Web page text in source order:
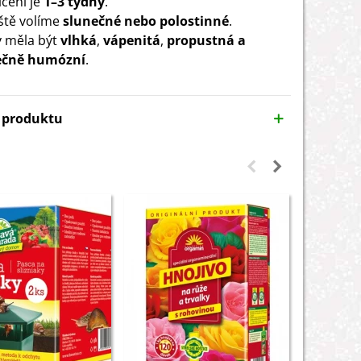
volímeslunečné nebo polostinné.
měla býtvlhká, vápenitá, propustná a
humózní.